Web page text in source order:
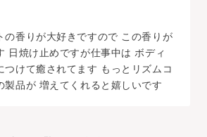
の香りが大好きですので この香りが
日焼け止めですが仕事中は ボディ
つけて癒されてます もっとリズムコ
製品が 増えてくれると嬉しいです